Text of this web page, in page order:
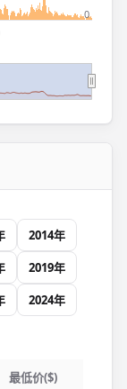
0
2014年
2019年
2024年
最低价($)